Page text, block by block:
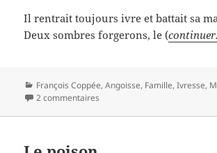
Il rentrait toujours ivre et battait sa
Deux sombres forgerons, le (
Catégories
François Coppée,Angoisse, Famille,Ivresse,
2 commentaires